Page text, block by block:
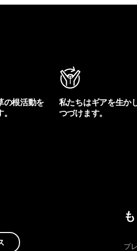
の根活動を
私たちはギアを生か
つづけます。
プ